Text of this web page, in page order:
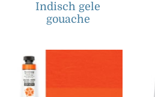
Indisch gele
gouache